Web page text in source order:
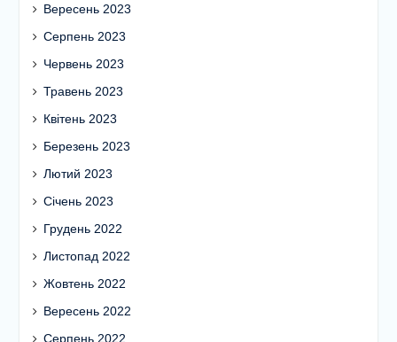
Вересень 2023
Серпень 2023
Червень 2023
Травень 2023
Квітень 2023
Березень 2023
Лютий 2023
Січень 2023
Грудень 2022
Листопад 2022
Жовтень 2022
Вересень 2022
Серпень 2022